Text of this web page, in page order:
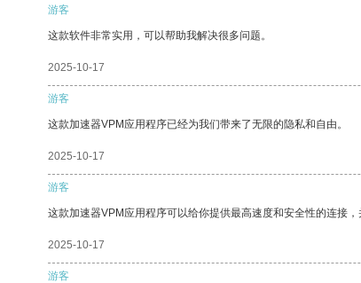
游客
这款软件非常实用，可以帮助我解决很多问题。
2025-10-17
游客
这款加速器VPM应用程序已经为我们带来了无限的隐私和自由。
2025-10-17
游客
这款加速器VPM应用程序可以给你提供最高速度和安全性的连接，
2025-10-17
游客